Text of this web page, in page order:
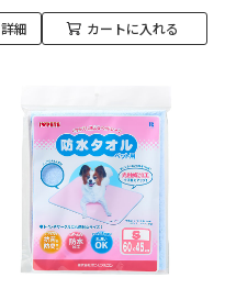
詳細 カートに入れる